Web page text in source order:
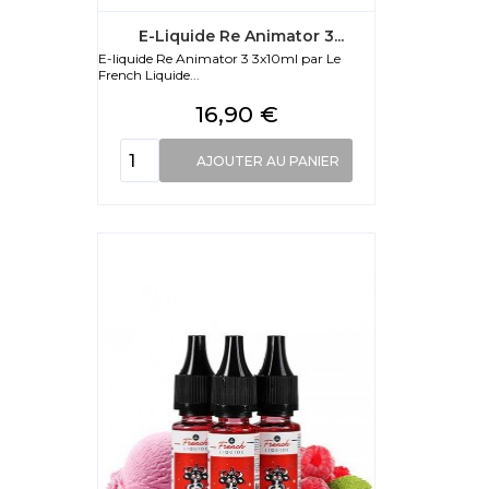
E-Liquide Re Animator 3...
E-liquide Re Animator 3 3x10ml par Le
French Liquide...
Prix
16,90 €
AJOUTER AU PANIER